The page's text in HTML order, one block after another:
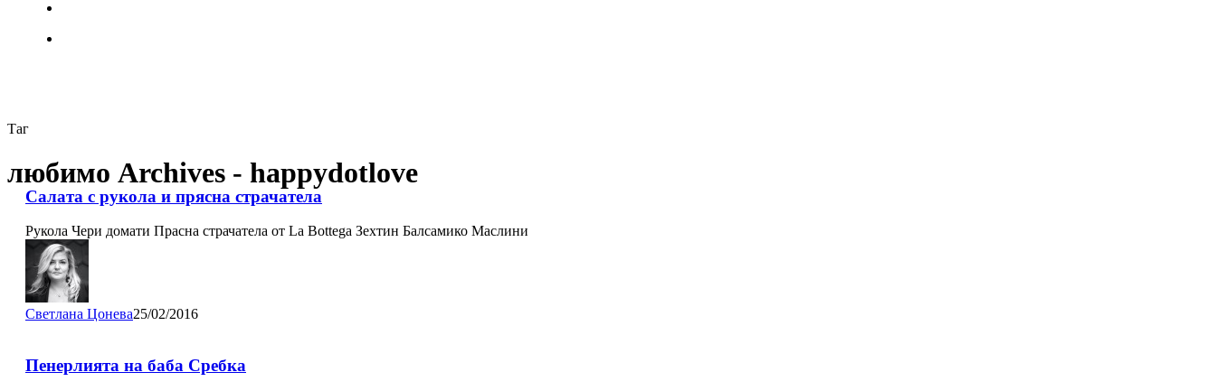
Таг
любимо Archives - happydotlove
Салата с рукола и прясна страчатела
Рукола Чери домати Прасна страчатела от La Bottega Зехтин Балсамико Маслини
Светлана Цонева25/02/2016
Пенерлията на баба Сребка